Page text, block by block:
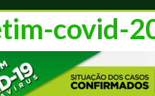
covid-